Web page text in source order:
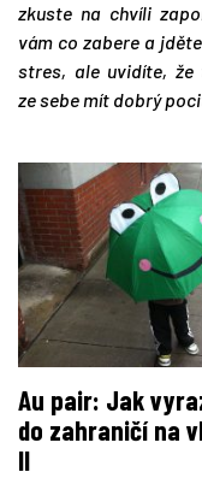
zkuste na chvíli
vám co zabere a
stres, ale uvidíte, že
ze sebe mít dobrý
Au pair: Jak
do zahraničí na
II